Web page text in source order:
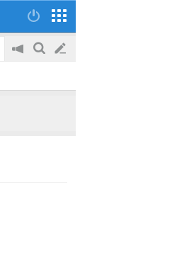
공
on/off
검
글
쓰